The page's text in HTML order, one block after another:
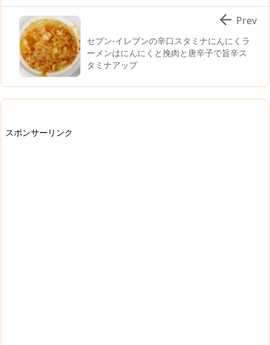
セブン-イレブンの辛口スタミナにんにくラ
ーメンはにんにくと挽肉と唐辛子で旨辛ス
タミナアップ
 Prev
スポンサーリンク